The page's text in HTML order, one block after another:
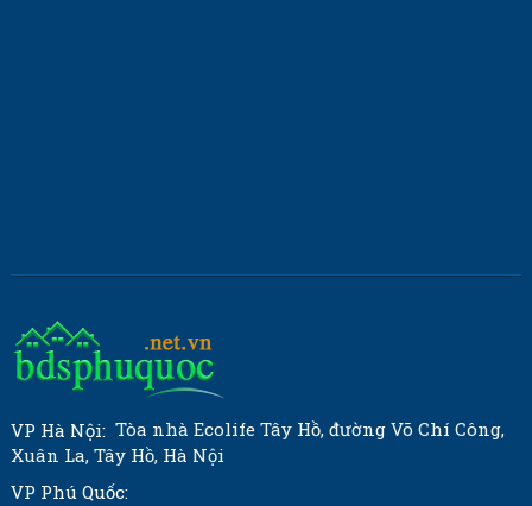
VP Hà Nội: Tòa nhà Ecolife Tây Hồ, đường Võ Chí Công,
Xuân La, Tây Hồ, Hà Nội
VP Phú Quốc: